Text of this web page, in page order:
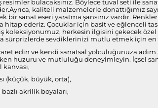
bulacaksınız. Böylece tuval seti ile
kaliteli malzemelerle donattığımız
bir sanat eseri yaratma şansınız vardır.
hitap ederiz. Çocuklar için basit ve eğlenceli
koleksiyonumuz, herkesin ilgisini çekecek
sürprizlerde sevdiklerinizi mutlu etmek için
edin ve kendi sanatsal yolculuğunuza
huzuru ve mutluluğu deneyimleyin. İçsel
(küçük, büyük, orta),
akrilik boyaları,